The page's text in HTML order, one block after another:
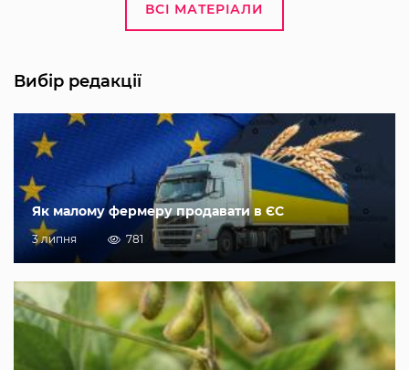
ВСІ МАТЕРІАЛИ
Вибір редакції
Як малому фермеру продавати в ЄС
3 липня 781